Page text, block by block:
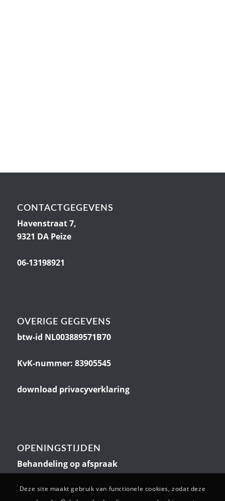
CONTACTGEGEVENS
Havenstraat 7,
9321 DA Peize
06-13198921
OVERIGE GEGEVENS
btw-id NL003889571B70
KvK-nummer: 83905545
download privacyverklaring
OPENINGSTIJDEN
Behandeling op afspraak
Deze site maakt gebruik van functionele cookies, zodat deze